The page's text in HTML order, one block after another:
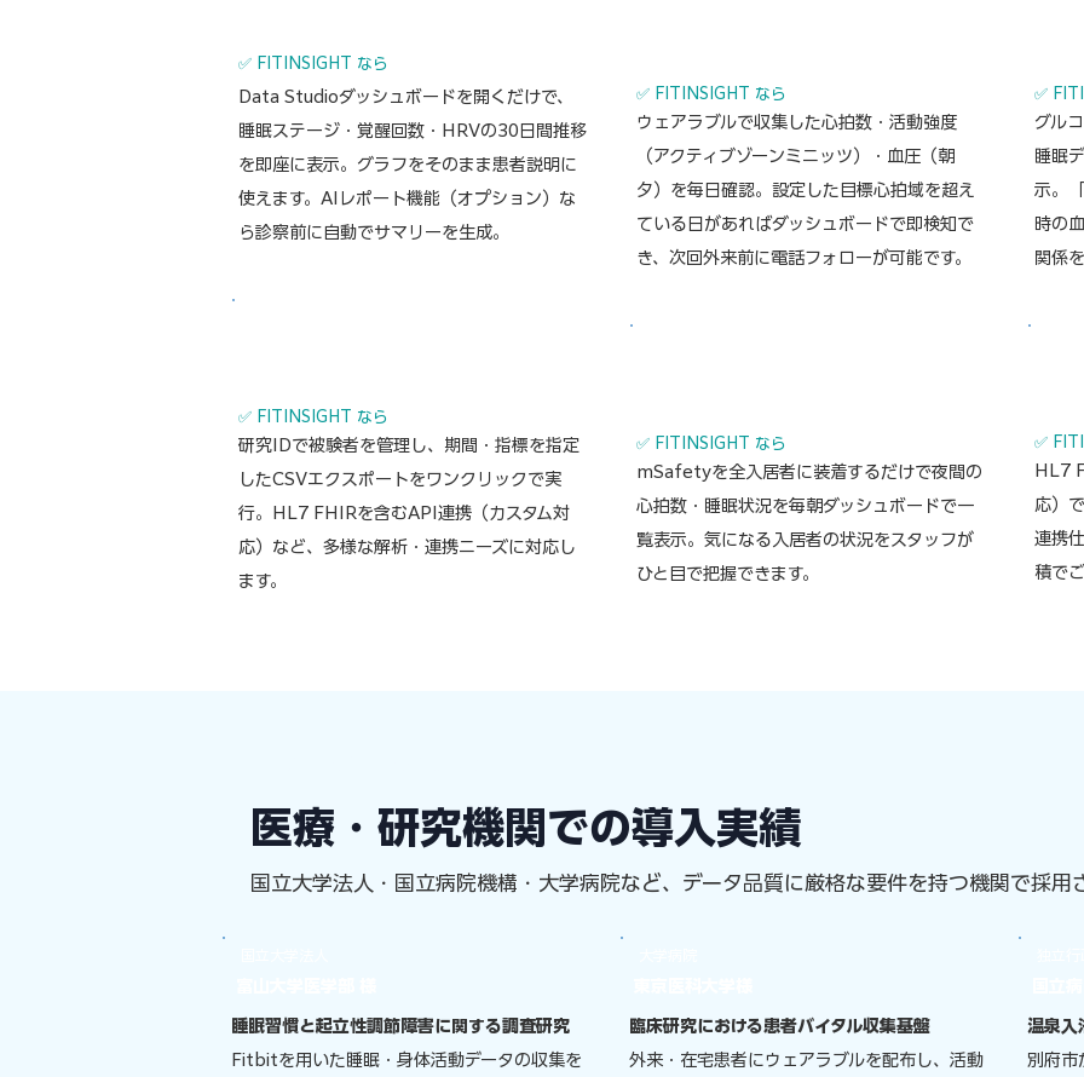
✅ FITINSIGHT なら
Data Studioダッシュボードを開くだけで、
睡眠ステージ・覚醒回数・HRVの30日間推移
を即座に表示。グラフをそのまま患者説明に
使えます。AIレポート機能（オプション）な
ら診察前に自動でサマリーを生成。
✅ FITINSIGHT なら
研究IDで被験者を管理し、期間・指標を指定
したCSVエクスポートをワンクリックで実
行。HL7 FHIRを含むAPI連携（カスタム対
応）など、多様な解析・連携ニーズに対応し
ます。
✅ FITINSIGHT なら
ウェアラブルで収集した心拍数・活動強度
（アクティブゾーンミニッツ）・血圧（朝
夕）を毎日確認。設定した目標心拍域を超え
ている日があればダッシュボードで即検知で
き、次回外来前に電話フォローが可能です。
✅ FITINSIGHT なら
mSafetyを全入居者に装着するだけで夜間の
心拍数・睡眠状況を毎朝ダッシュボードで一
覧表示。気になる入居者の状況をスタッフが
ひと目で把握できます。
✅
グル
睡眠
示。
時の
関係
✅
HL7
応）
連携
積で
医療・研究機関での導入実績
国立大学法人・国立病院機構・大学病院など、データ品質に厳格な要件を持つ機関で採用
睡眠習慣と起立性調節障害に関する調査研究
Fitbitを用いた睡眠・身体活動データの収集を
臨床研究における患者バイタル収集基盤
外来・在宅患者にウェアラブルを配布し、活動
温泉入
別府市